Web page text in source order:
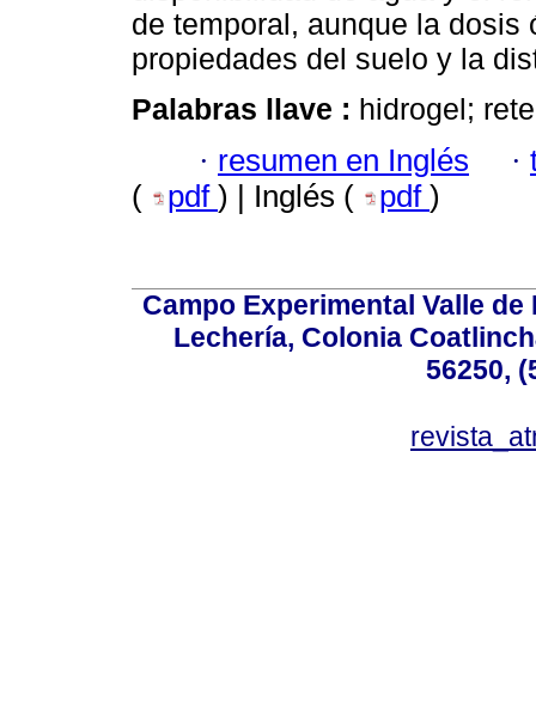
de temporal, aunque la
propiedades del suelo y la
Palabras llave : hidrogel;
· resumen en Inglés ·
(
pdf ) | Inglés ( pdf )
Campo Experimental Valle
Lechería, Colonia
56250,